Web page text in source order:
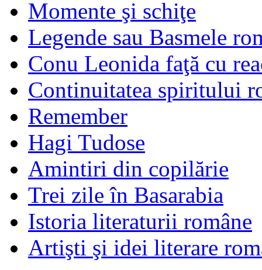
Momente şi schiţe
Legende sau Basmele
Conu Leonida faţă cu
Continuitatea spiritului
Remember
Hagi Tudose
Amintiri din copilărie
Trei zile în Basarabia
Istoria literaturii române
Artişti şi idei literare